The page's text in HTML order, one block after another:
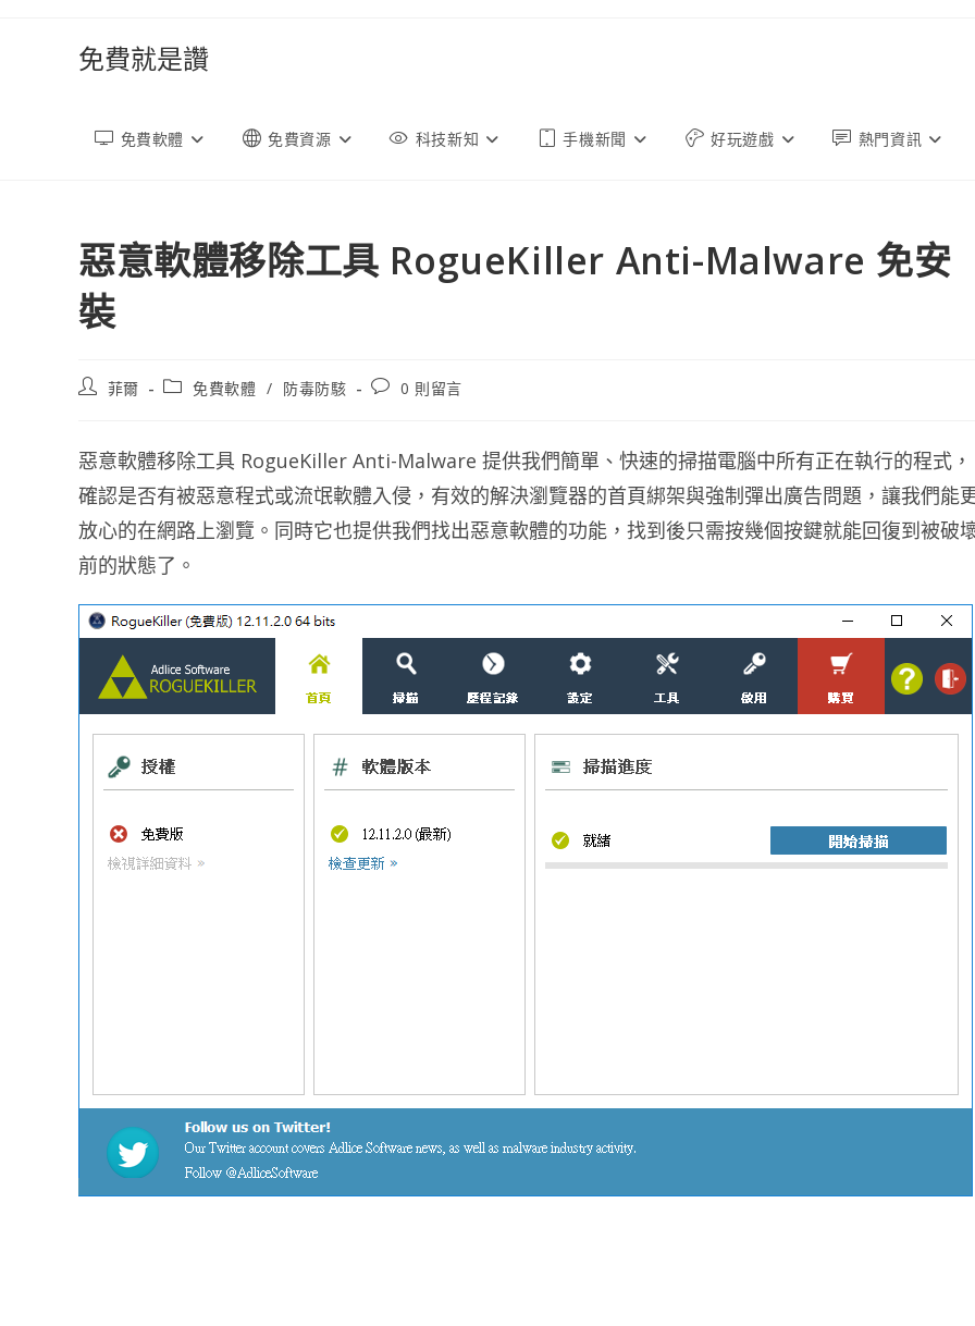
免費就是讚
免費軟體 免費資源 科技新知 手機新聞 好玩遊戲 熱門資訊
惡意軟體移除工具 RogueKiller Anti-Malware 免安
裝
文
者:
菲爾
文
別:
免費軟體 / 防毒防駭
文
0 則留言
惡意軟體移除工具 RogueKiller Anti-Malware 提供我們簡單、快速的掃描電腦中所有正在執行的程式，
確認是否有被惡意程式或流氓軟體入侵，有效的解決瀏覽器的首頁綁架與強制彈出廣告問題，讓我們能
放心的在網路上瀏覽。同時它也提供我們找出惡意軟體的功能，找到後只需按幾個按鍵就能回復到被破
前的狀態了。